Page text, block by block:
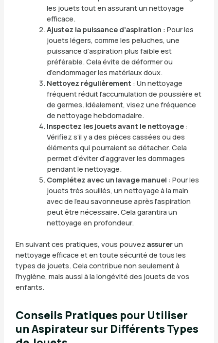
les jouets tout en assurant un nettoyage
efficace.
Ajustez la puissance d’aspiration : Pour les
jouets légers, comme les peluches, une
puissance d’aspiration plus faible est
préférable. Cela évite de déformer ou
d’endommager les matériaux doux.
Nettoyez régulièrement : Un nettoyage
fréquent réduit l’accumulation de poussière et
de germes. Idéalement, visez une fréquence
de nettoyage hebdomadaire.
Inspectez les jouets avant le nettoyage:
Vérifiez s’il y a des pièces cassées ou des
éléments qui pourraient se détacher. Cela
permet d’éviter d’aggraver les dommages
pendant le nettoyage.
Complétez avec un lavage manuel : Pour les
jouets très souillés, un nettoyage à la main
avec de l’eau savonneuse après l’aspiration
peut être nécessaire. Cela garantira un
nettoyage en profondeur.
En suivant ces pratiques, vous pouvez assurerun
nettoyage efficace et en toute sécurité de tous les
types de jouets. Cela contribue non seulement à
l’hygiène, mais aussi à la longévité des jouets de vos
enfants.
Conseils Pratiques pour Utiliser
un Aspirateur sur Différents Types